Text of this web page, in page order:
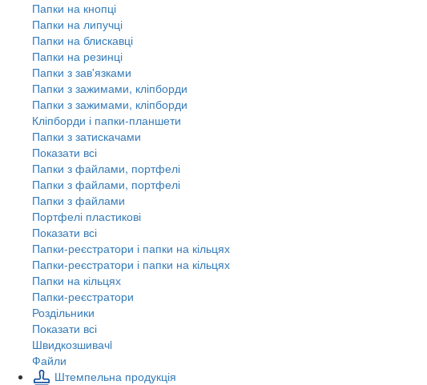
Папки на кнопці
Папки на липучці
Папки на блискавці
Папки на резинці
Папки з зав'язками
Папки з зажимами, кліпборди
Папки з зажимами, кліпборди
Кліпборди і папки-планшети
Папки з затискачами
Показати всі
Папки з файлами, портфелі
Папки з файлами, портфелі
Папки з файлами
Портфелі пластикові
Показати всі
Папки-реєстратори і папки на кільцях
Папки-реєстратори і папки на кільцях
Папки на кільцях
Папки-реєстратори
Роздільники
Показати всі
Швидкозшивачi
Файли
Штемпельна продукція